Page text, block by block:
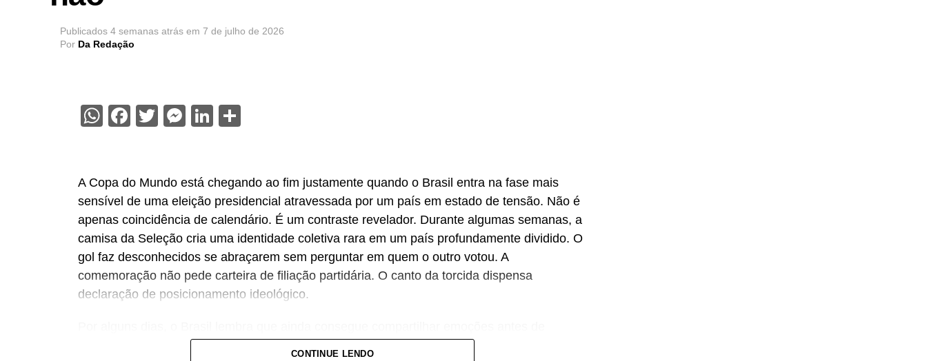
Publicados 4 semanas atrás em 7 de julho de 2026
Por Da Redação
WhatsApp
Facebook
TwitterMessenger
LinkedIn
A Copa do Mundo está chegando ao fim justamente quando o Brasil entra na fase mais
sensível de uma eleição presidencial atravessada por um país em estado de tensão. Não é
apenas coincidência de calendário. É um contraste revelador. Durante algumas semanas, a
camisa da Seleção cria uma identidade coletiva rara em um país profundamente dividido. O
gol faz desconhecidos se abraçarem sem perguntar em quem o outro votou. A
comemoração não pede carteira de filiação partidária. O canto da torcida dispensa
declaração de posicionamento ideológico.
compartilhar convicções. A Copa não resolve nossas fraturas. Apenas decreta um breve
CONTINUE LENDO